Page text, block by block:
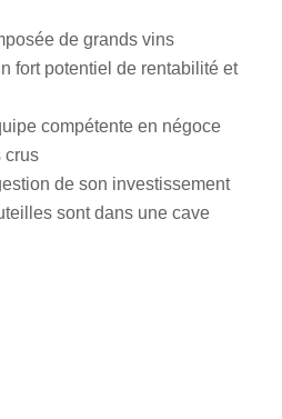
de grands vins
fort potentiel de rentabilité et
compétente en négoce
crus
de son investissement
sont dans une cave